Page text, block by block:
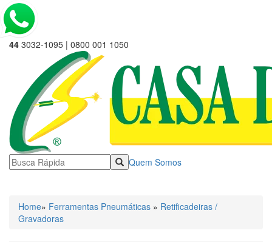
44 3032-1095 | 0800 001 1050
Quem Somos
Home» Ferramentas Pneumáticas » Retificadeiras /
Gravadoras